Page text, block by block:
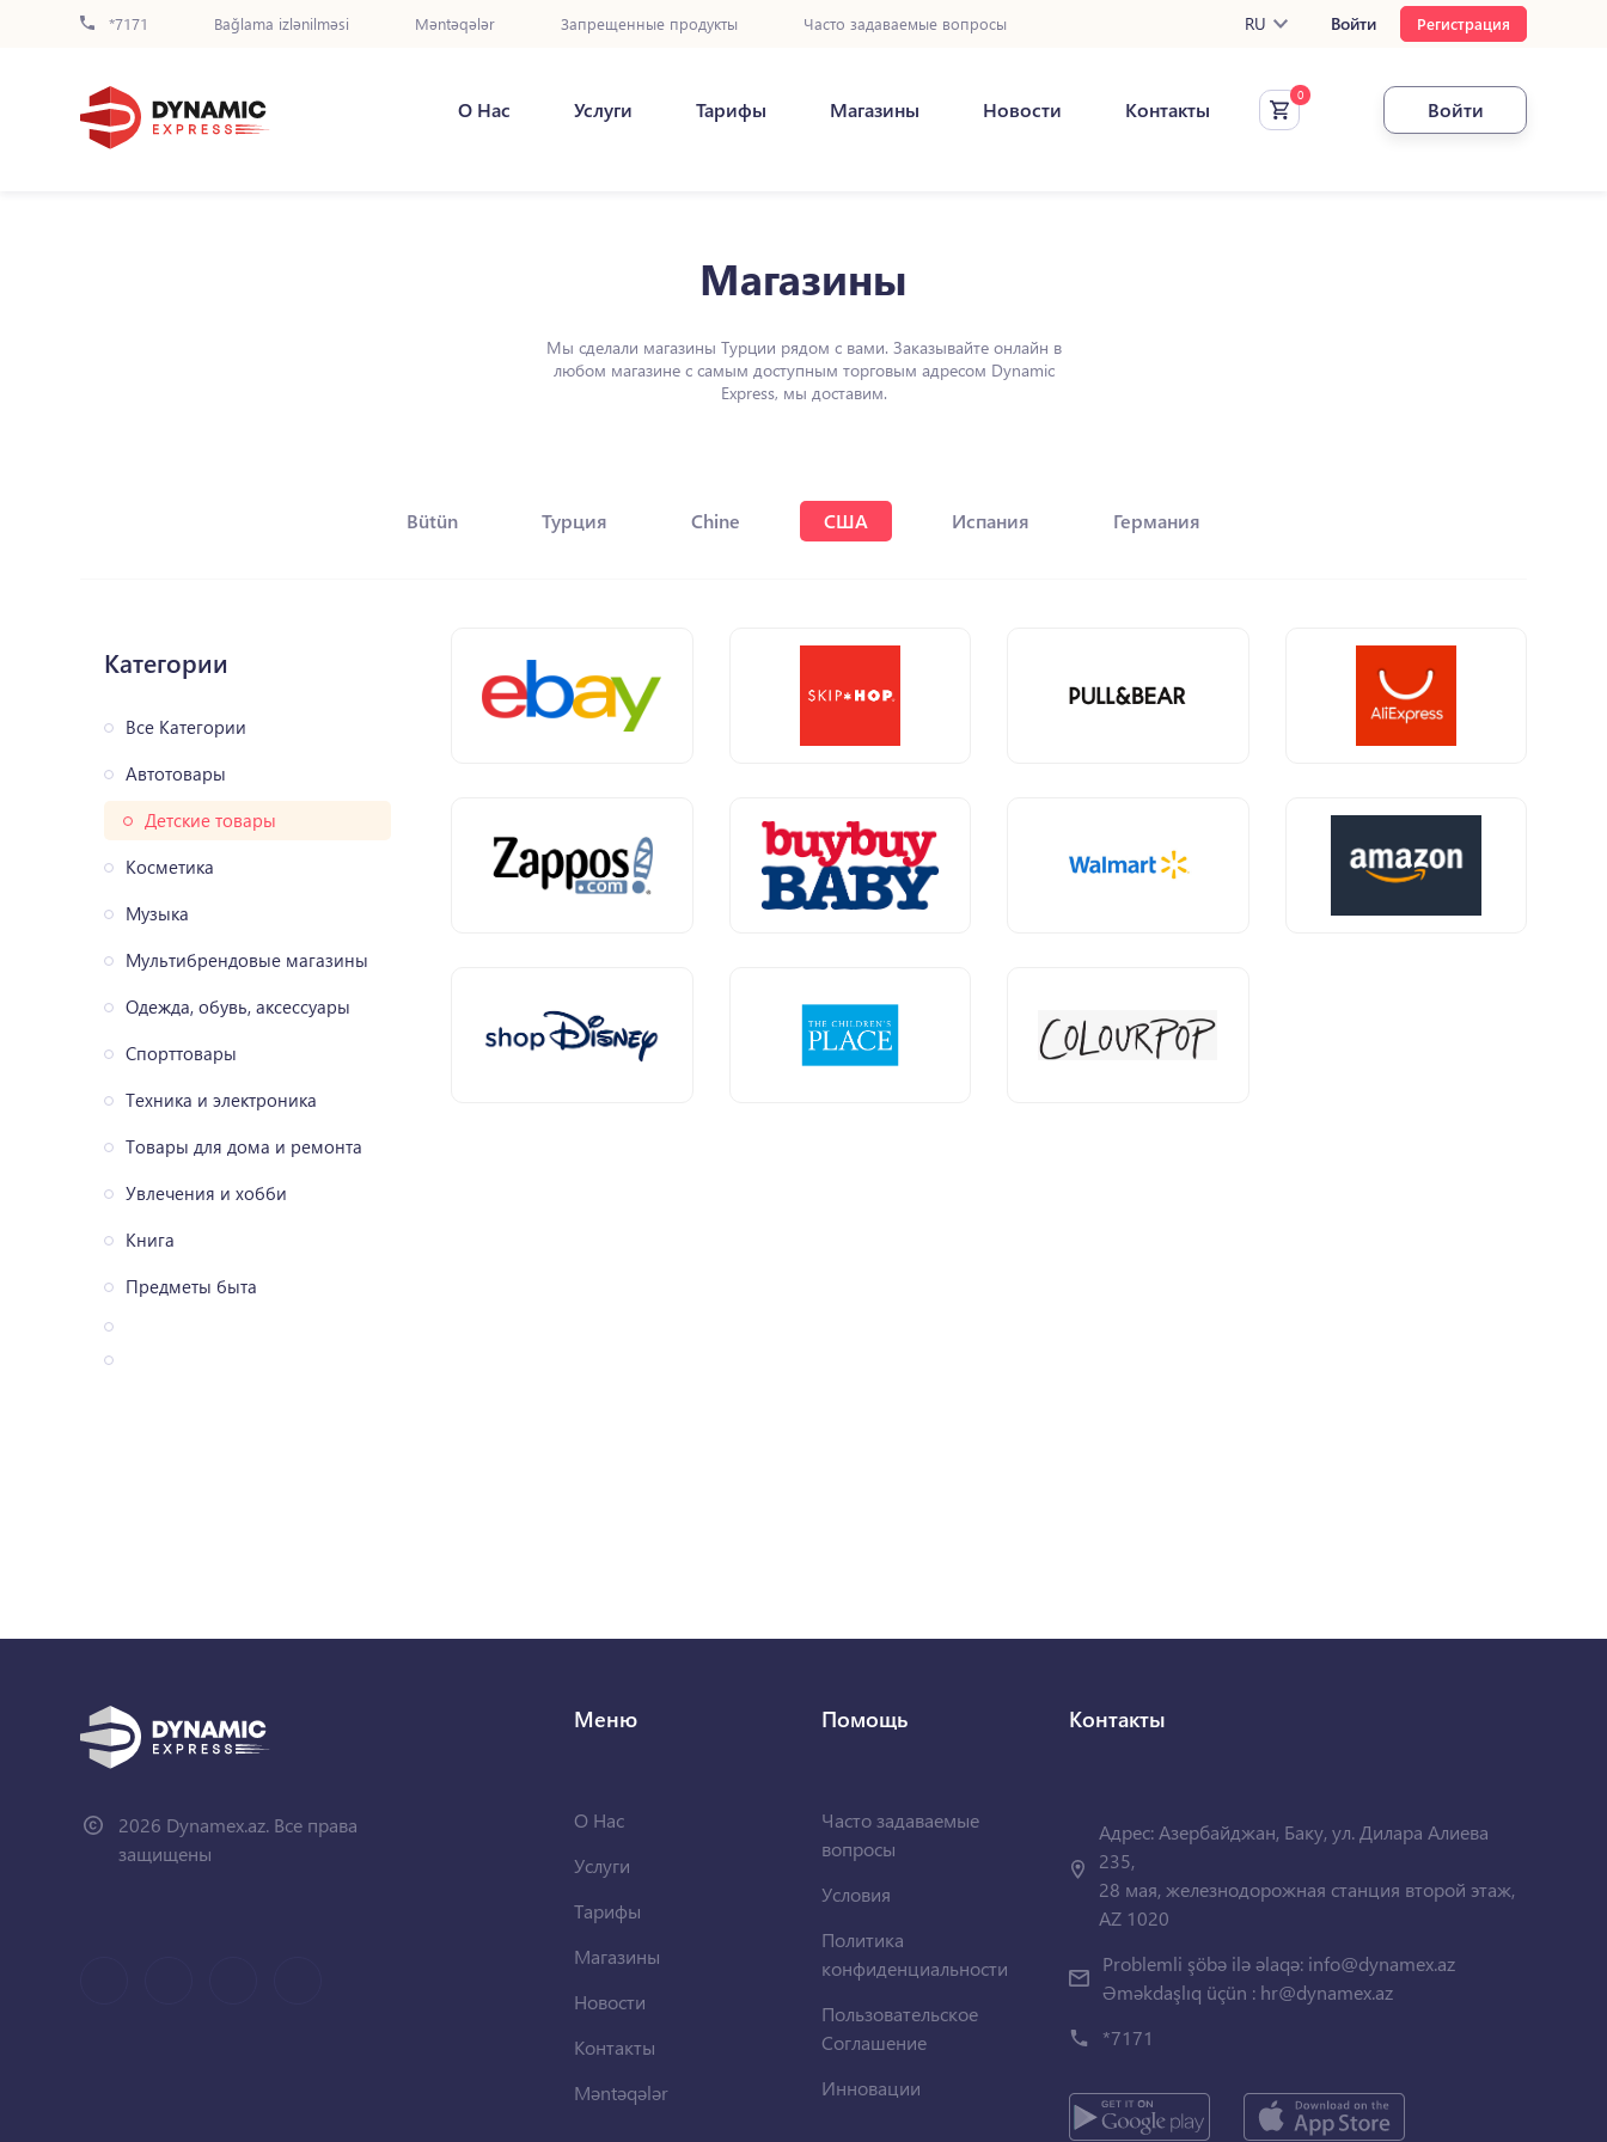
*7171 Bağlama izlənilməsi Məntəqələr Запрещенные продукты Часто задаваемые вопросы RU Войти Регистрация
О Нас Услуги Тарифы Магазины Новости Контакты Войти
Магазины
Мы сделали магазины Турции рядом с вами. Заказывайте онлайн в
любом магазине с самым доступным торговым адресом Dynamic
Express, мы доставим.
Bütün Турция Chine США Испания Германия
Категории
Все Категории
Автотовары
Детские товары
Косметика
Музыка
Мультибрендовые магазины
Одежда, обувь, аксессуары
Спорттовары
Техника и электроника
Товары для дома и ремонта
Увлечения и хобби
Книга
Предметы быта
2026 Dynamex.az. Все права
защищены
Меню
О Нас
Услуги
Тарифы
Магазины
Новости
Контакты
Məntəqələr
Помощь
Часто задаваемые
вопросы
Условия
Политика
конфиденциальности
Пользовательское
Соглашение
Инновации
Контакты
Адрес: Азербайджан, Баку, ул. Дилара Алиева
235,
28 мая, железнодорожная станция второй этаж,
AZ 1020
Problemli şöbə ilə əlaqə: info@dynamex.az
Əməkdaşlıq üçün : hr@dynamex.az
*7171